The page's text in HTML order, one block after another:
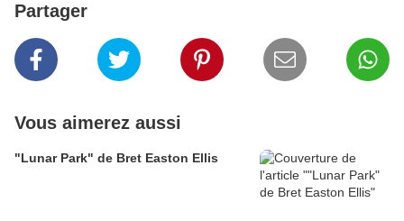
Partager
Vous aimerez aussi
"Lunar Park" de Bret Easton Ellis